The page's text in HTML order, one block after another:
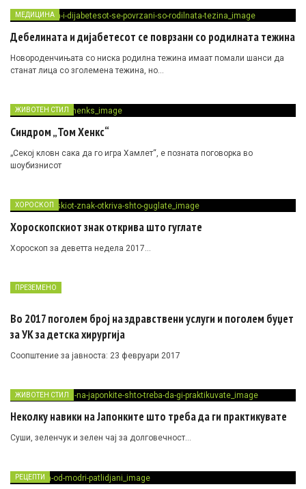
МЕДИЦИНА
Дебелината и дијабетесот се поврзани со родилната тежина
Новороденчињата со ниска родилна тежина имаат помали шанси да
станат лица со зголемена тежина, но…
ЖИВОТЕН СТИЛ
Синдром „Том Хенкс“
„Секој кловн сака да го игра Хамлет“, е позната поговорка во
шоубизнисот
ХОРОСКОП
Хороскопскиот знак открива што гуглате
Хороскоп за деветта недела 2017…
ПРЕЗЕМЕНО
Во 2017 поголем број на здравствени услуги и поголем буџет
за УК за детска хирургија
Соопштение за јавноста: 23 февруари 2017
ЖИВОТЕН СТИЛ
Неколку навики на Јапонките што треба да ги практикувате
Суши, зеленчук и зелен чај за долговечност…
РЕЦЕПТИ